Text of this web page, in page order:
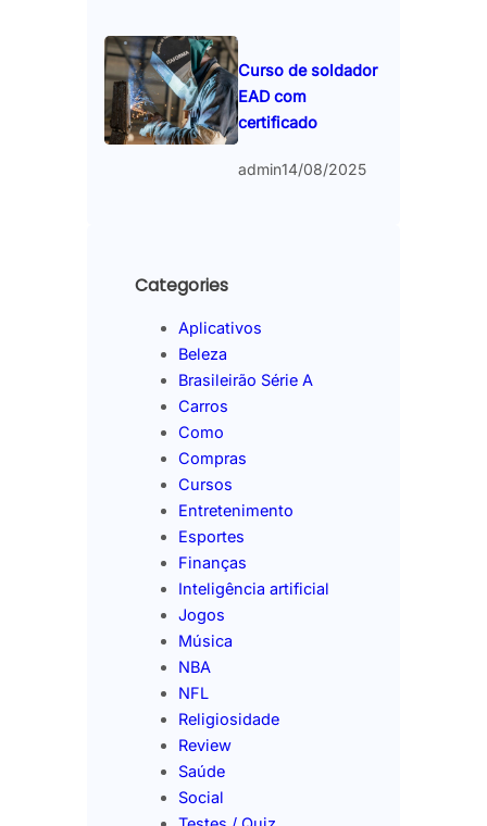
Curso de soldador
EAD com
certificado
admin14/08/2025
Categories
Aplicativos
Beleza
Brasileirão Série A
Carros
Como
Compras
Cursos
Entretenimento
Esportes
Finanças
Inteligência artificial
Jogos
Música
NBA
NFL
Religiosidade
Review
Saúde
Social